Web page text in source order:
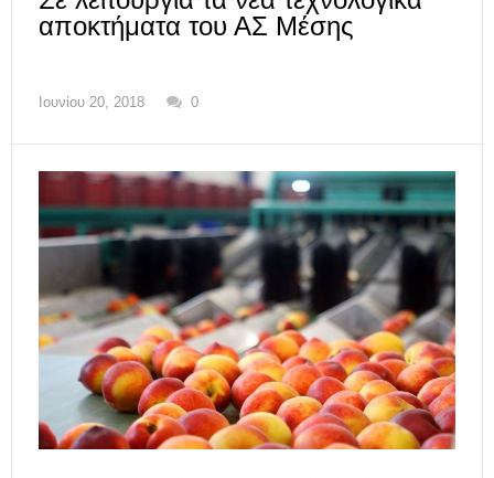
αποκτήματα του ΑΣ Μέσης
Ιουνίου 20, 2018 0